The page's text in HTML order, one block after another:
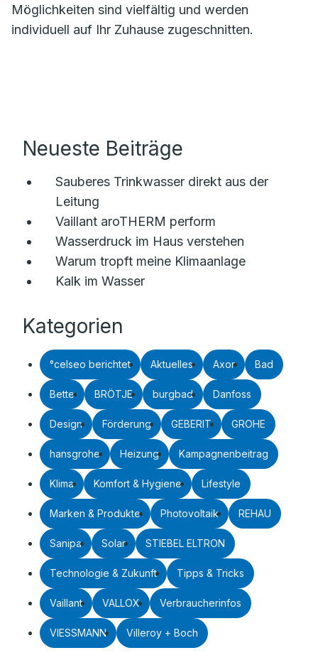
Möglichkeiten sind vielfältig und werden
individuell auf Ihr Zuhause zugeschnitten.
Neueste Beiträge
Sauberes Trinkwasser direkt aus der
Leitung
Vaillant aroTHERM perform
Wasserdruck im Haus verstehen
Warum tropft meine Klimaanlage
Kalk im Wasser
Kategorien
°celseo berichtet Aktuelles Axor Bad
Bette BRÖTJE burgbad Danfoss
Design Förderung GEBERIT GROHE
hansgrohe Heizung Kampagnenbeitrag
Klima Komfort & Hygiene Lifestyle
Marken & Produkte Photovoltaik REHAU
Sanipa Solar STIEBEL ELTRON
Technologie & Zukunft Tipps & Tricks
Vaillant VALLOX Verbraucherinfos
VIESSMANN Villeroy + Boch